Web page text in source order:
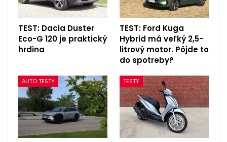
TEST: Dacia Duster
Eco-G 120 je praktický
hrdina
TEST: Ford Kuga
Hybrid má veľký 2,5-
litrový motor. Pôjde to
do spotreby?
AUTO TESTY TESTY